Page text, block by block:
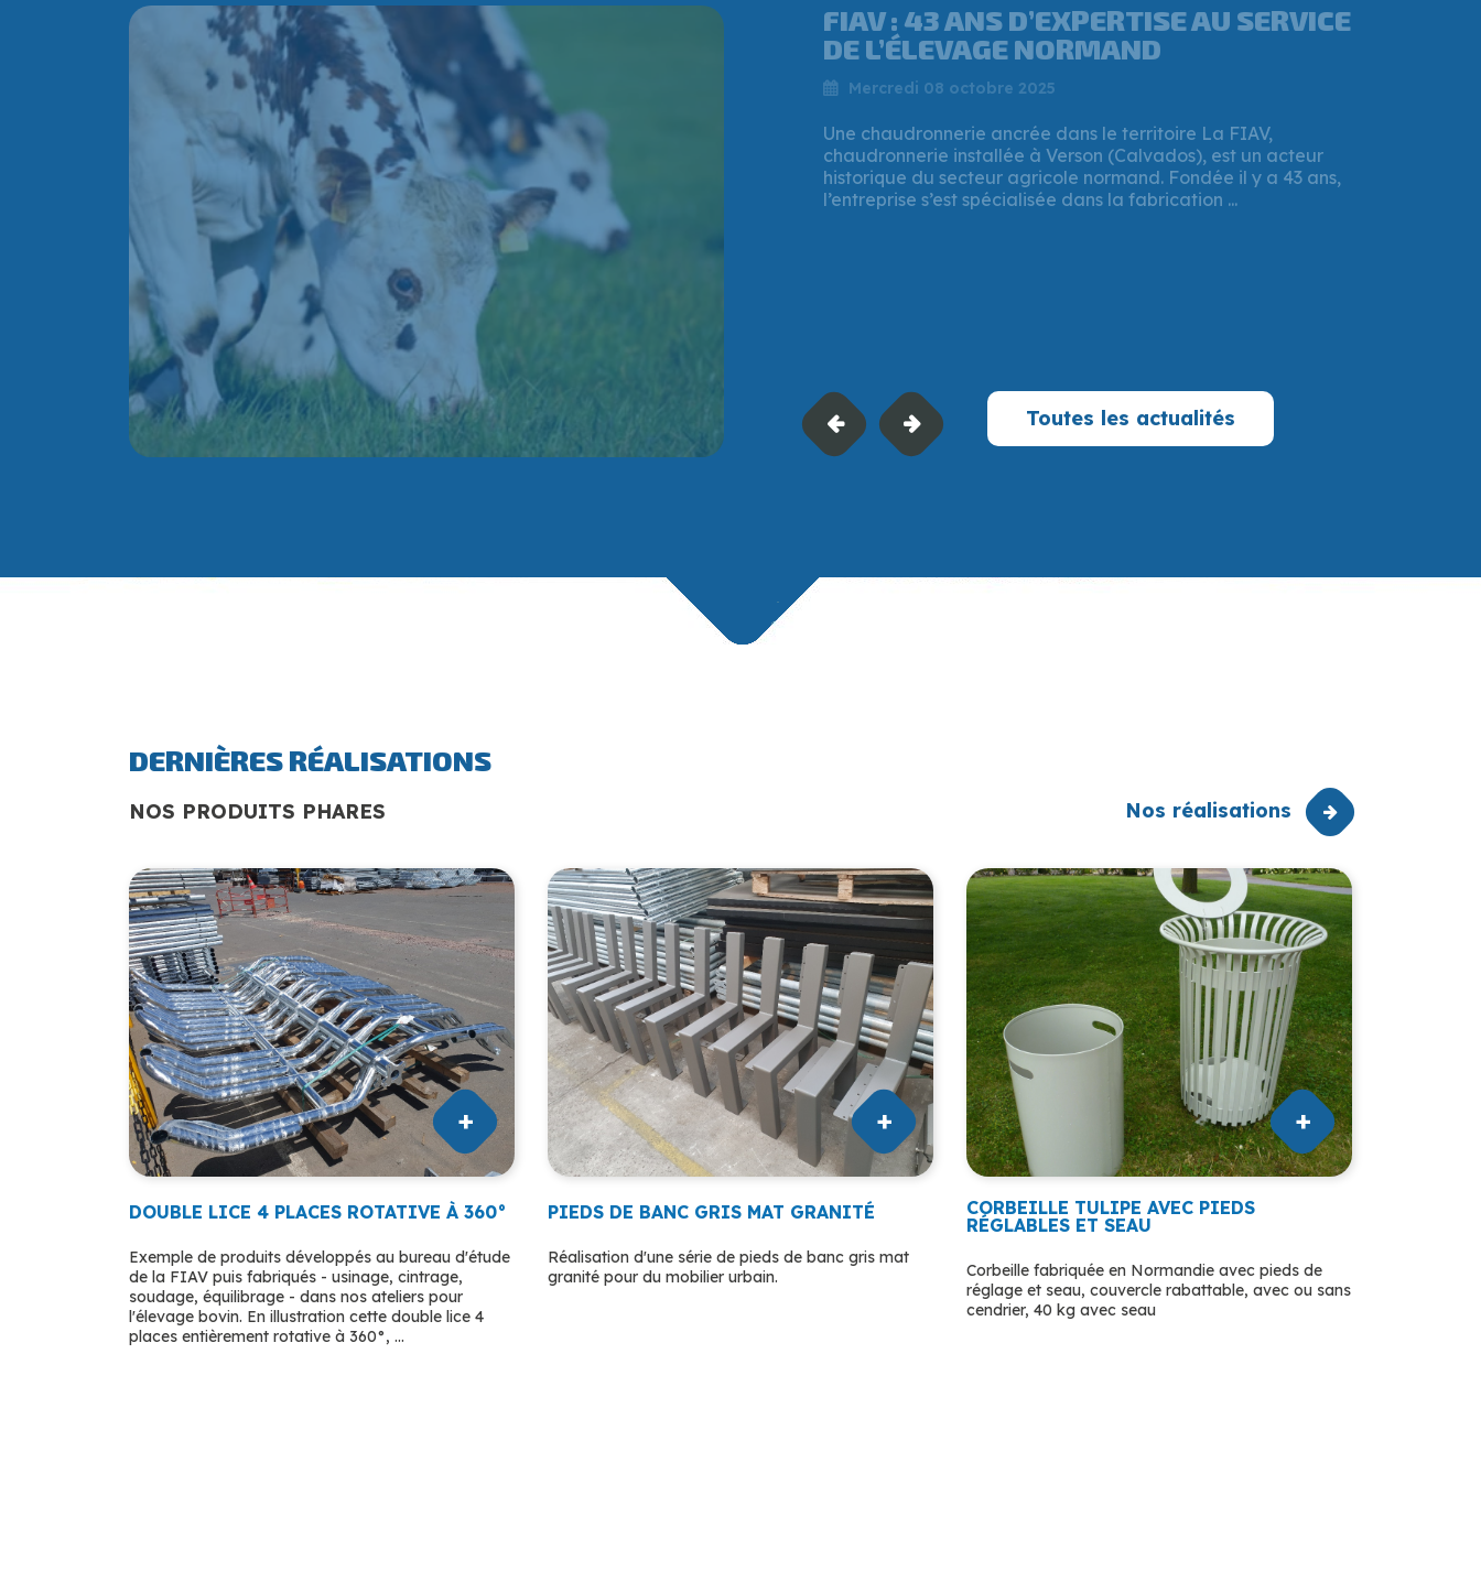
QUI EST VIANNEY MÉRAND, CE
PATRON QUI A REPRIS UNE
CHAUDRONNERIE À L’OUEST DE CAEN ?
Mi-juillet 2025, la Région Normandie a validé un important
soutien financier à destination de l’entreprise FIAV, implantée
à Verson (Calvados). Un prêt à taux zéro de 337 500 € a été ...
Toutes les actualités
DERNIÈRES RÉALISATIONS
NOS PRODUITS PHARES Nos réalisations
DOUBLE LICE 4 PLACES ROTATIVE À 360°
Exemple de produits développés au bureau d'étude
de la FIAV puis fabriqués - usinage, cintrage,
soudage, équilibrage - dans nos ateliers pour
l'élevage bovin. En illustration cette double lice 4
places entièrement rotative à 360°, ...
PIEDS DE BANC GRIS MAT GRANITÉ
Réalisation d'une série de pieds de banc gris mat
granité pour du mobilier urbain.
CORBEILLE TULIPE AVEC PIEDS
RÉGLABLES ET SEAU
Corbeille fabriquée en Normandie avec pieds de
réglage et seau, couvercle rabattable, avec ou sans
cendrier, 40 kg avec seau